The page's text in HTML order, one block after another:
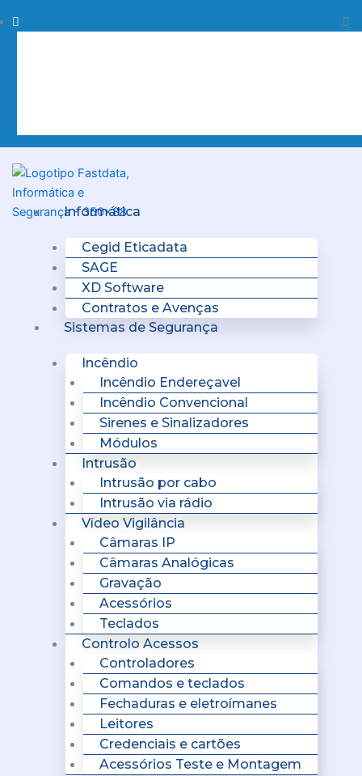
to
Procurar
Informática
Cegid Eticadata
SAGE
XD Software
Contratos e Avenças
Sistemas de Segurança
Incêndio
Incêndio Endereçavel
Incêndio Convencional
Sirenes e Sinalizadores
Módulos
Intrusão
Intrusão por cabo
Intrusão via rádio
Vídeo Vigilância
Câmaras IP
Câmaras Analógicas
Gravação
Acessórios
Teclados
Controlo Acessos
Controladores
Comandos e teclados
Fechaduras e eletroímanes
Leitores
Credenciais e cartões
Acessórios Teste e Montagem
Menu